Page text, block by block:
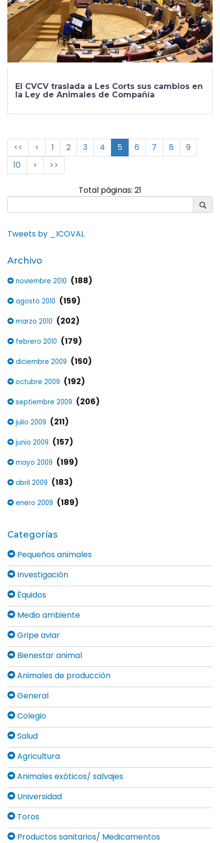
El CVCV traslada a Les Corts sus cambios en
la Ley de Animales de Compañía
<< < 1 2 3 4 5 6 7 8
9
10
> >>
Total páginas: 21
Tweets by _ICOVAL
Archivo
noviembre 2010 (188)
agosto 2010 (159)
marzo 2010 (202)
febrero 2010 (179)
diciembre 2009 (150)
octubre 2009 (192)
septiembre 2009 (206)
julio 2009 (211)
junio 2009 (157)
mayo 2009 (199)
abril 2009 (183)
enero 2009 (189)
Categorías
Pequeños animales
Investigación
Équidos
Medio ambiente
Gripe aviar
Bienestar animal
Animales de producción
General
Colegio
Salud
Agricultura
Animales exóticos/ salvajes
Universidad
Toros
Productos sanitarios/ Medicamentos